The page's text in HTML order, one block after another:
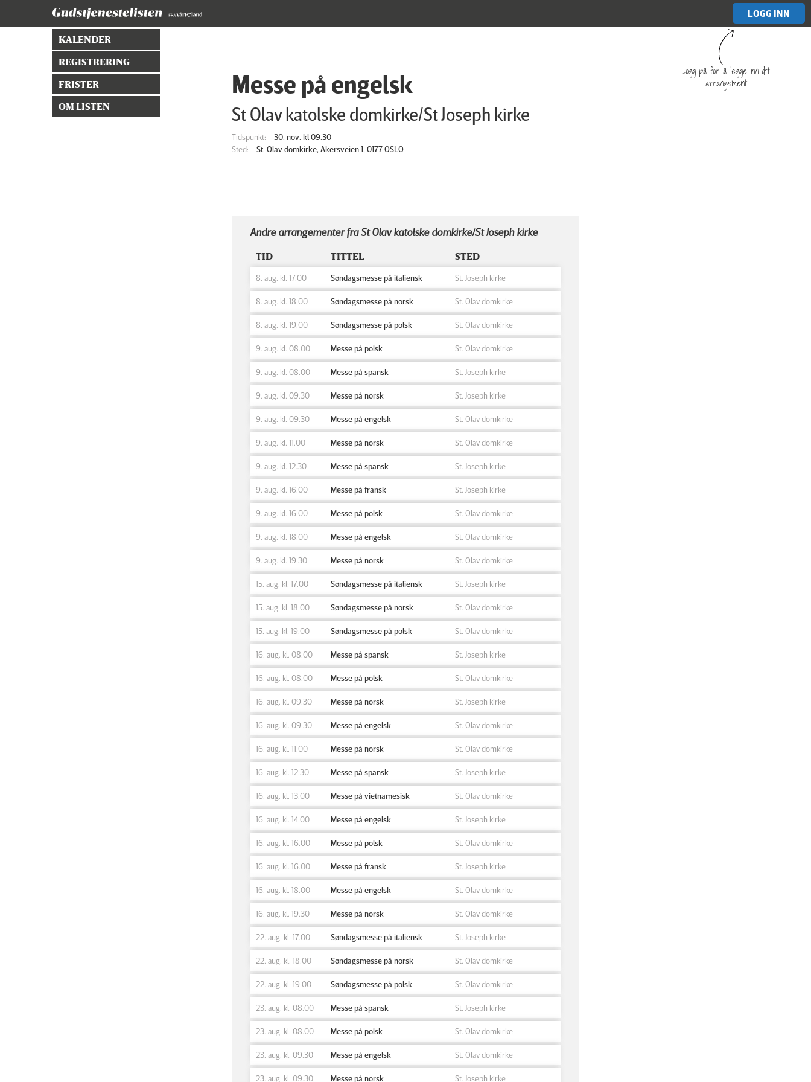
LOGG INN
Logg på for å legge inn ditt
arrangement
KALENDER
REGISTRERING
FRISTER
OM LISTEN
Messe på engelsk
St Olav katolske domkirke/St Joseph kirke
Tidspunkt:
30. nov. kl 09.30
Sted:
St. Olav domkirke, Akersveien 1, 0177 OSLO
Andre arrangementer fra St Olav katolske domkirke/St Joseph kirke
TID TITTEL STED
8. aug. kl. 17.00 Søndagsmesse på italiensk St. Joseph kirke
8. aug. kl. 18.00 Søndagsmesse på norsk St. Olav domkirke
8. aug. kl. 19.00 Søndagsmesse på polsk St. Olav domkirke
9. aug. kl. 08.00 Messe på polsk St. Olav domkirke
9. aug. kl. 08.00 Messe på spansk St. Joseph kirke
9. aug. kl. 09.30 Messe på norsk St. Joseph kirke
9. aug. kl. 09.30 Messe på engelsk St. Olav domkirke
9. aug. kl. 11.00 Messe på norsk St. Olav domkirke
9. aug. kl. 12.30 Messe på spansk St. Joseph kirke
9. aug. kl. 16.00 Messe på fransk St. Joseph kirke
9. aug. kl. 16.00 Messe på polsk St. Olav domkirke
9. aug. kl. 18.00 Messe på engelsk St. Olav domkirke
9. aug. kl. 19.30 Messe på norsk St. Olav domkirke
15. aug. kl. 17.00 Søndagsmesse på italiensk St. Joseph kirke
15. aug. kl. 18.00 Søndagsmesse på norsk St. Olav domkirke
15. aug. kl. 19.00 Søndagsmesse på polsk St. Olav domkirke
16. aug. kl. 08.00 Messe på spansk St. Joseph kirke
16. aug. kl. 08.00 Messe på polsk St. Olav domkirke
16. aug. kl. 09.30 Messe på norsk St. Joseph kirke
16. aug. kl. 09.30 Messe på engelsk St. Olav domkirke
16. aug. kl. 11.00 Messe på norsk St. Olav domkirke
16. aug. kl. 12.30 Messe på spansk St. Joseph kirke
16. aug. kl. 13.00 Messe på vietnamesisk St. Olav domkirke
16. aug. kl. 14.00 Messe på engelsk St. Joseph kirke
16. aug. kl. 16.00 Messe på polsk St. Olav domkirke
16. aug. kl. 16.00 Messe på fransk St. Joseph kirke
16. aug. kl. 18.00 Messe på engelsk St. Olav domkirke
16. aug. kl. 19.30 Messe på norsk St. Olav domkirke
22. aug. kl. 17.00 Søndagsmesse på italiensk St. Joseph kirke
22. aug. kl. 18.00 Søndagsmesse på norsk St. Olav domkirke
22. aug. kl. 19.00 Søndagsmesse på polsk St. Olav domkirke
23. aug. kl. 08.00 Messe på spansk St. Joseph kirke
23. aug. kl. 08.00 Messe på polsk St. Olav domkirke
23. aug. kl. 09.30 Messe på engelsk St. Olav domkirke
23. aug. kl. 09.30 Messe på norsk St. Joseph kirke